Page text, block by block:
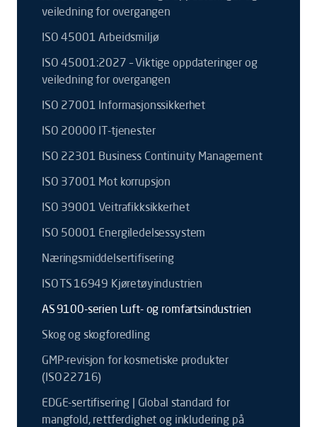
veiledning for overgangen
ISO 45001 Arbeidsmiljø
ISO 45001:2027 – Viktige oppdateringer og
veiledning for overgangen
ISO 27001 Informasjonssikkerhet
ISO 20000 IT-tjenester
ISO 22301 Business Continuity Management
ISO 37001 Mot korrupsjon
ISO 39001 Veitrafikksikkerhet
ISO 50001 Energiledelsessystem
Næringsmiddelsertifisering
ISO TS 16949 Kjøretøyindustrien
AS 9100-serien Luft- og romfartsindustrien
Skog og skogforedling
GMP-revisjon for kosmetiske produkter
(ISO 22716)
EDGE-sertifisering | Global standard for
mangfold, rettferdighet og inkludering på